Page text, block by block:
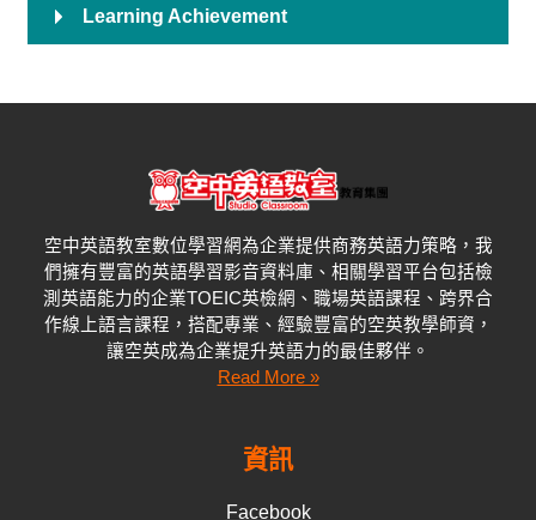
Learning Achievement
空中英語教室數位學習網為企業提供商務英語力策略，我
們擁有豐富的英語學習影音資料庫、相關學習平台包括檢
測英語能力的企業TOEIC英檢網、職場英語課程、跨界合
作線上語言課程，搭配專業、經驗豐富的空英教學師資，
讓空英成為企業提升英語力的最佳夥伴。
Read More »
資訊
Facebook